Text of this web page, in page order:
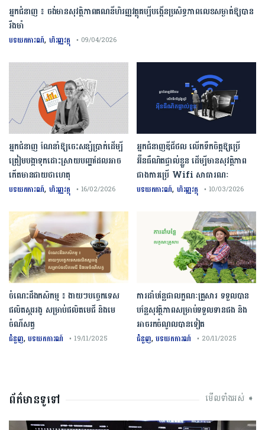
អ្នកជំនាញ ៖ ចង់មានសុវត្ថិភាពគណនីហិរញ្ញវត្ថុគប្បីបង្កើនប្រសិទ្ធភាពលេខសម្ងាត់ឱ្យបាន
រឹងមាំ
បទយកការណ៍, ហិរញ្ញវត្ថុ • 09/04/2026
អ្នកជំនាញឌីជីថល លើកទឹកចិត្តឱ្យប្រើ
អ៊ីនធឺណិតផ្ទាល់ខ្លួន ដើម្បីមានសុវត្ថិភាព
ជាងការប្រើ Wifi​ សាធារណៈ
បទយកការណ៍, ហិរញ្ញវត្ថុ • 10/03/2026
អ្នកជំនាញ ណែនាំឱ្យចេះសន្សំប្រាក់ដើម្បី
ត្រៀមបង្កាទុកដោះស្រាយបញ្ហាដែលអាច
កើតមានជាយថាហេតុ
បទយកការណ៍, ហិរញ្ញវត្ថុ • 16/02/2026
ការដាំបន្លែជាលក្ខណៈគ្រួសារ ទទួលបាន
បន្លែសុវត្ថិភាពសម្រាប់ទទួលទានផង និង
អាចរកចំណូលបានទៀត
ជំនួញ,បទយកការណ៍ • 20/11/2025
ចំណេះដឹងកសិកម្ម ៖ ងាយៗបច្ចេកទេស
ផលិតស្កររងូ សម្រាប់ផលិតមេជី និងមេ
ចំណីសត្វ
ជំនួញ,បទយកការណ៍ • 19/11/2025
ព័ត៌មានទូទៅ មើលទាំងអស់ ➧